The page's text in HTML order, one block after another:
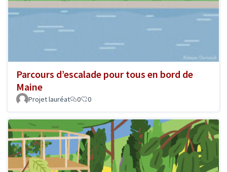
Parcours d’escalade pour tous en bord de
Maine
Projet lauréat 0 0